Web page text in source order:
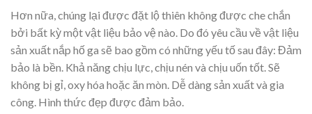
Hơn nữa, chúng lại được đặt lộ thiên không được che chắn
bởi bất kỳ một vật liệu bảo vệ nào. Do đó yêu cầu về vật liệu
sản xuất nắp hố ga sẽ bao gồm có những yếu tố sau đây: Đảm
bảo là bền. Khả năng chịu lực, chịu nén và chịu uốn tốt. Sẽ
không bị gỉ, oxy hóa hoặc ăn mòn. Dễ dàng sản xuất và gia
công. Hình thức đẹp được đảm bảo.